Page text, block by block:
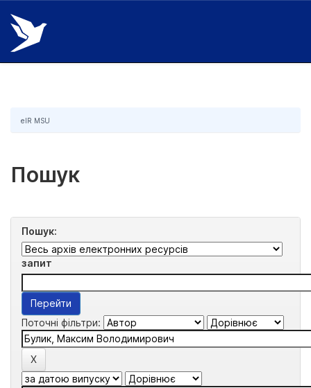
Skip
navigation
eIR MSU
Пошук
Пошук:
запит
Поточні фільтри: